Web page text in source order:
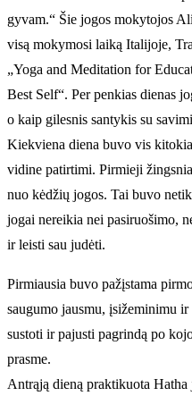
gyvam.“ Šie jogos mokytojos
visą mokymosi laiką Italijoje,
„Yoga and Meditation for
Best Self“. Per penkias dienas
o kaip gilesnis santykis su
Kiekviena diena buvo vis
vidine patirtimi. Pirmieji
nuo kėdžių jogos. Tai buvo
jogai nereikia nei pasiruošimo,
ir leisti sau judėti.
Pirmiausia buvo pažįstama
saugumo jausmu, įsižeminimu
sustoti ir pajusti pagrindą po
prasme.
Antrąją dieną praktikuota Hatha